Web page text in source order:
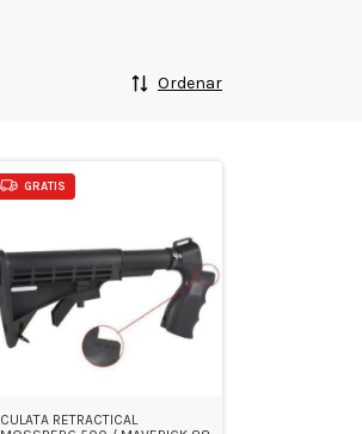
Ordenar
GRATIS
CULATA RETRACTICAL